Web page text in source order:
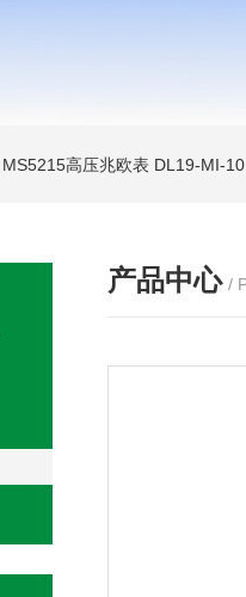
MS5215高压兆欧表 DL19-MI-
产品中心 /